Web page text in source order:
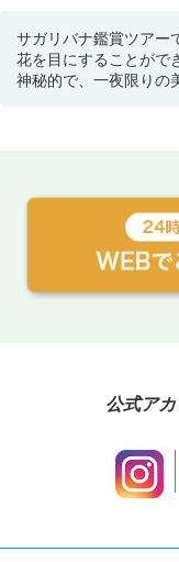
サガリバナ鑑賞ツアー
花を目にすることがで
神秘的で、一夜限りの
公式ア